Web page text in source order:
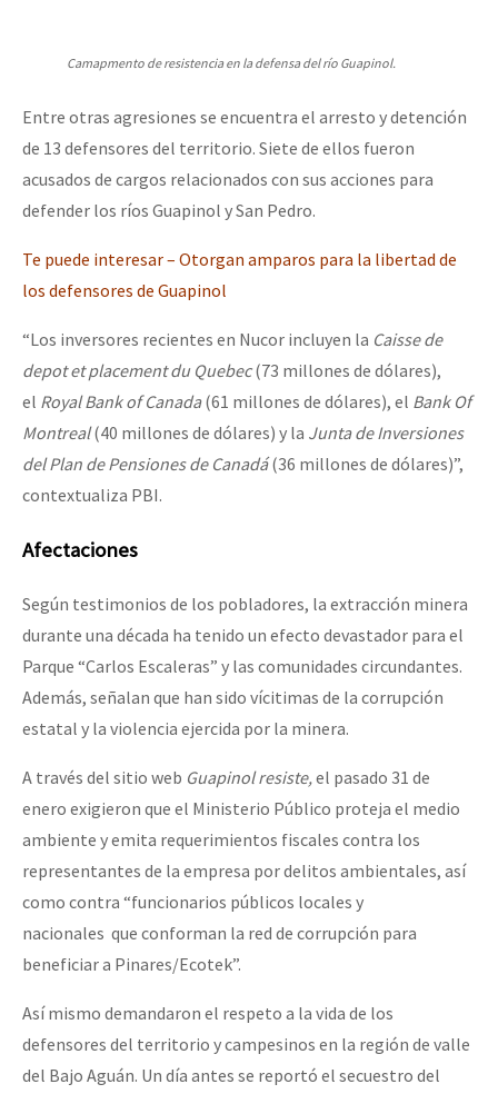
Camapmento de resistencia en la defensa del río Guapinol.
Entre otras agresiones se encuentra el arresto y detención
de 13 defensores del territorio. Siete de ellos fueron
acusados de cargos relacionados con sus acciones para
defender los ríos Guapinol y San Pedro.
Te puede interesar – Otorgan amparos para la libertad de
los defensores de Guapinol
“Los inversores recientes en Nucor incluyen la Caisse de
depot et placement du Quebec(73 millones de dólares),
el Royal Bank of Canada(61 millones de dólares), el Bank Of
Montreal(40 millones de dólares) y la Junta de Inversiones
del Plan de Pensiones de Canadá(36 millones de dólares)”,
contextualiza PBI.
Afectaciones
Según testimonios de los pobladores, la extracción minera
durante una década ha tenido un efecto devastador para el
Parque “Carlos Escaleras” y las comunidades circundantes.
Además, señalan que han sido vícitimas de la corrupción
estatal y la violencia ejercida por la minera.
A través del sitio web Guapinol resiste,el pasado 31 de
enero exigieron que el Ministerio Público proteja el medio
ambiente y emita requerimientos fiscales contra los
representantes de la empresa por delitos ambientales, así
como contra “funcionarios públicos locales y
nacionales que conforman la red de corrupción para
beneficiar a Pinares/Ecotek”.
Así mismo demandaron el respeto a la vida de los
defensores del territorio y campesinos en la región de valle
del Bajo Aguán. Un día antes se reportó el secuestro del